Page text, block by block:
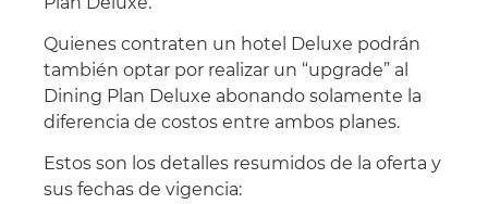
Quienes contraten un hotel Deluxe podrán
también optar por realizar un “upgrade” al
Dining Plan Deluxe abonando solamente la
diferencia de costos entre ambos planes.
Estos son los detalles resumidos de la oferta y
sus fechas de vigencia: